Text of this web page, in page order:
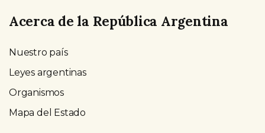
Acerca de la República Argentina
Nuestro país
Leyes argentinas
Organismos
Mapa del Estado